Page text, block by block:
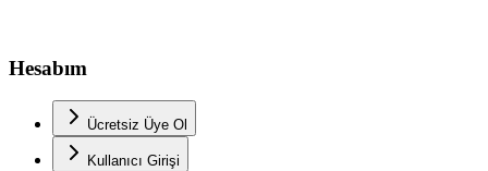
Hesabım
Ücretsiz Üye Ol
Kullanıcı Girişi